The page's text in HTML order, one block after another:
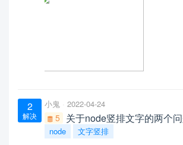
2
解决
小鬼 2022-04-24
5 关于node竖排文字的两个
node 文字竖排